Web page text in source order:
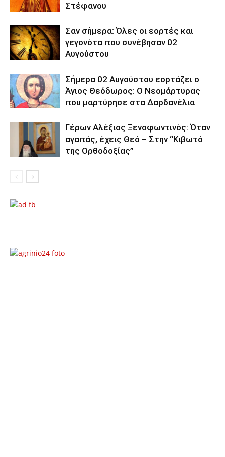
Στέφανου
Σαν σήμερα: Όλες οι εορτές και
γεγονότα που συνέβησαν 02
Αυγούστου
Σήμερα 02 Αυγούστου εορτάζει ο
Άγιος Θεόδωρος: Ο Νεομάρτυρας
που μαρτύρησε στα Δαρδανέλια
Γέρων Αλέξιος Ξενοφωντινός: Όταν
αγαπάς, έχεις Θεό – Στην “Κιβωτό
της Ορθοδοξίας”